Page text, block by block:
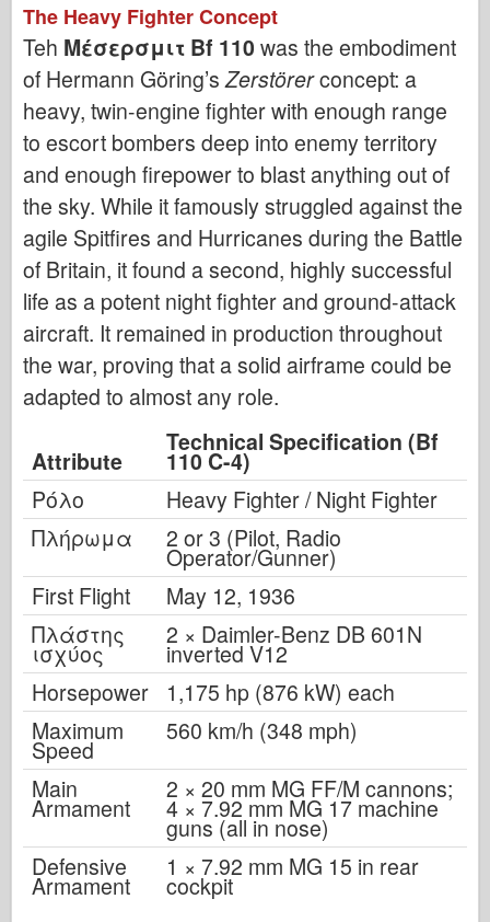
The Heavy Fighter Concept
Teh Μέσερσμιτ Bf 110 was the embodiment
of Hermann Göring’s Zerstörerconcept: a
heavy, twin-engine fighter with enough range
to escort bombers deep into enemy territory
and enough firepower to blast anything out of
the sky. While it famously struggled against the
agile Spitfires and Hurricanes during the Battle
of Britain, it found a second, highly successful
life as a potent night fighter and ground-attack
aircraft. It remained in production throughout
the war, proving that a solid airframe could be
adapted to almost any role.
Attribute
Technical Specification (Bf
110 C-4)
Ρόλο
Heavy Fighter / Night Fighter
Πλήρωμα
2 or 3 (Pilot, Radio
Operator/Gunner)
First Flight
May 12, 1936
Πλάστης
ισχύος
2 × Daimler-Benz DB 601N
inverted V12
Horsepower
1,175 hp (876 kW) each
Maximum
Speed
560 km/h (348 mph)
Main
Armament
2 × 20 mm MG FF/M cannons;
4 × 7.92 mm MG 17 machine
guns (all in nose)
Defensive
Armament
1 × 7.92 mm MG 15 in rear
cockpit